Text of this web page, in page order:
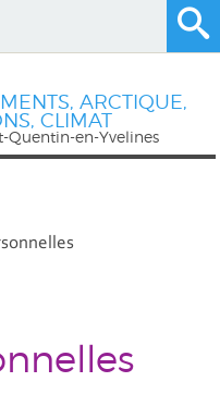
ARCTIQUE,
CLIMAT
Quentin-en-Yvelines